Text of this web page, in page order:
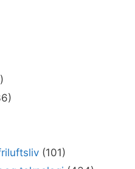
(101)